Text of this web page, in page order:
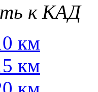
к КАД
км
км